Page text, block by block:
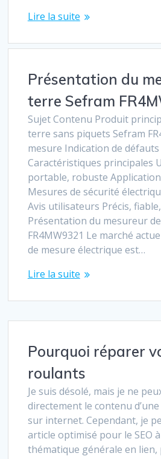
Lire la suite
Présentation du
terre Sefram
Sujet Contenu Produit
terre sans piquets Sefram
mesure Indication de
Caractéristiques principales
portable, robuste
Mesures de sécurité
Avis utilisateurs Précis,
Présentation du mesureur
FR4MW9321 Le marché
de mesure électrique est…
Lire la suite
Pourquoi réparer
roulants
Je suis désolé, mais je ne
directement le contenu
sur internet. Cependant, je
article optimisé pour le SEO
thématique générale en lien,